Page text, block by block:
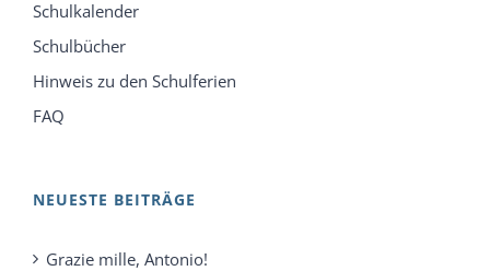
Schulkalender
Schulbücher
Hinweis zu den Schulferien
FAQ
NEUESTE BEITRÄGE
Grazie mille, Antonio!